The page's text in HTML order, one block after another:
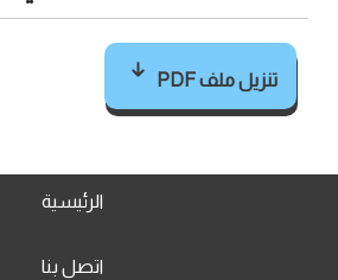
تنزيل ملف PDF
الرئيسية
اتصل بنا